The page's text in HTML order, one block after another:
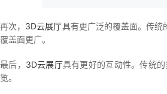
再次， 3D云展厅具有更广泛的覆盖面。传
覆盖面更广。
最后， 3D云展厅具有更好的互动性。传统
览。